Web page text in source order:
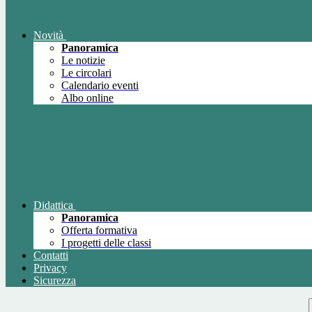
Novità
Panoramica
Le notizie
Le circolari
Calendario eventi
Albo online
Didattica
Panoramica
Offerta formativa
I progetti delle classi
Contatti
Privacy
Sicurezza